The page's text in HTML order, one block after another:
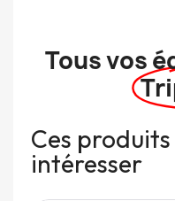
Tous vos
Ces
intéresser